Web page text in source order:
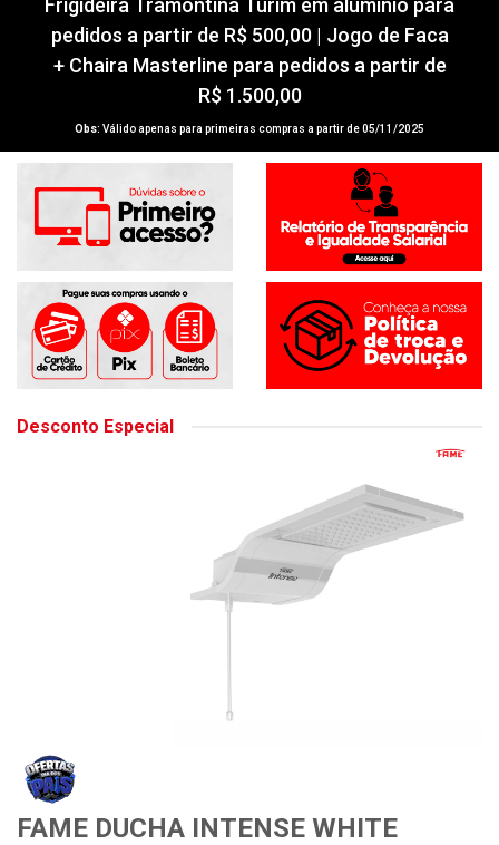
GANHE BRINDE NA PRIMEIRA COMPRA!
Frigideira Tramontina Turim em alumínio para
pedidos a partir de R$ 500,00 | Jogo de Faca
+ Chaira Masterline para pedidos a partir de
R$ 1.500,00
Obs: Válido apenas para primeiras compras a partir de 05/11/2025